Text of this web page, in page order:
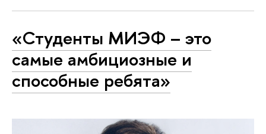
«Студенты МИЭФ – это
самые амбициозные и
способные ребята»